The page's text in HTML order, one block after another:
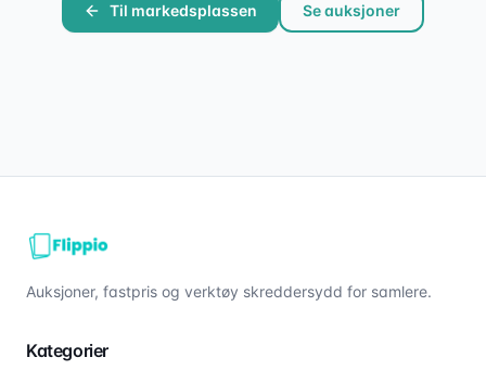
Til markedsplassen Se auksjoner
Auksjoner, fastpris og verktøy skreddersydd for samlere.
Kategorier